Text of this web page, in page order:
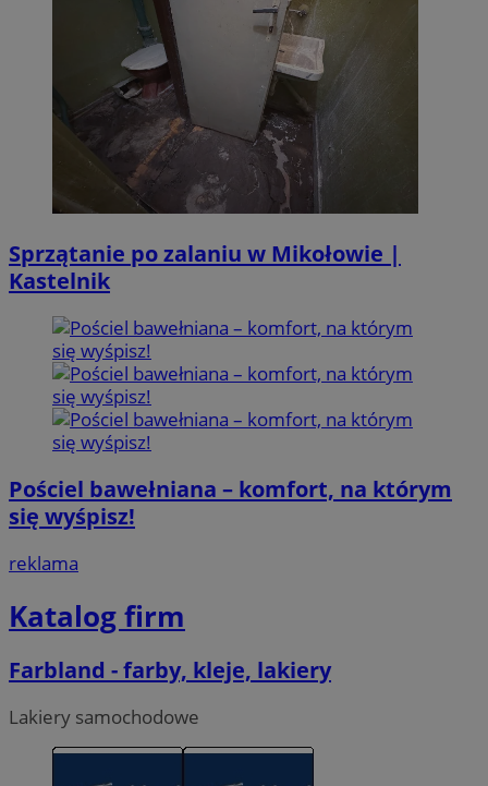
Sprzątanie po zalaniu w Mikołowie |
Kastelnik
Pościel bawełniana – komfort, na którym
się wyśpisz!
reklama
Katalog firm
Farbland - farby, kleje, lakiery
Lakiery samochodowe